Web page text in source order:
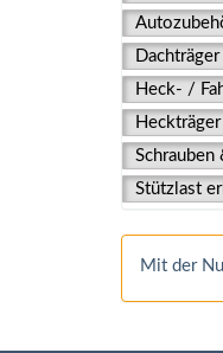
Dachträger
Heck- /
Schrauben
Stützlast
Mit der